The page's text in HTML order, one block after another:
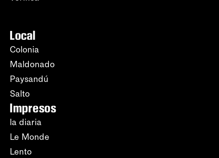
Local
Colonia
Maldonado
Paysandú
Salto
Impresos
la diaria
Le Monde
Lento